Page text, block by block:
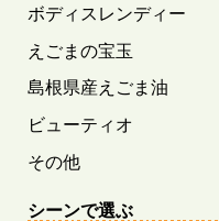
ボディスレンディー
えごまの宝玉
島根県産えごま油
ビューティオ
その他
シーンで選ぶ